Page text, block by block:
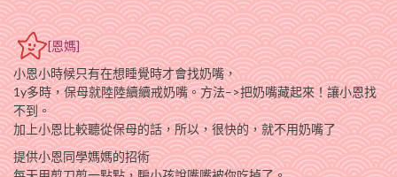
[恩媽]
小恩小時候只有在想睡覺時才會找奶嘴，
1y多時，保母就陸陸續續戒奶嘴。方法–>把奶嘴藏起來！讓小恩找
不到。
加上小恩比較聽從保母的話，所以，很快的，就不用奶嘴了
提供小恩同學媽媽的招術